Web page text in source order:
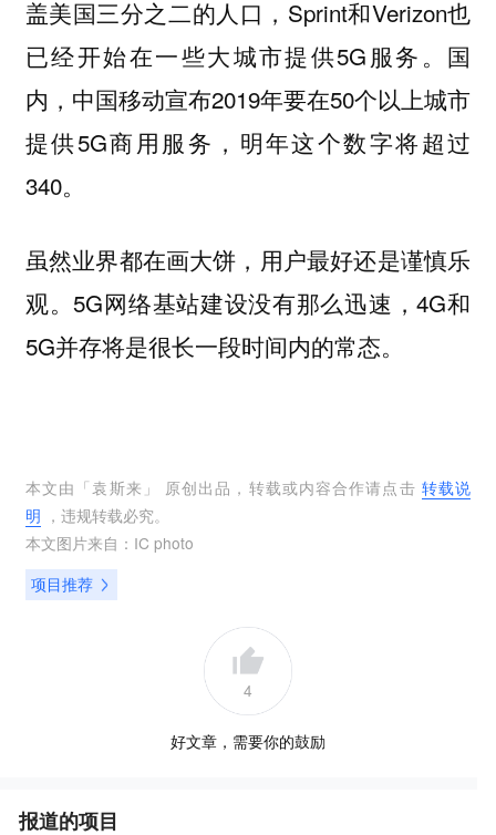
盖美国三分之二的人口，Sprint和Verizon也
已经开始在一些大城市提供5G服务。国
内，中国移动宣布2019年要在50个以上城市
提供5G商用服务，明年这个数字将超过
340。
虽然业界都在画大饼，用户最好还是谨慎乐
观。5G网络基站建设没有那么迅速，4G和
5G并存将是很长一段时间内的常态。
本文由「 袁斯来 」 原创出品，转载或内容合作请点击 转载说
明 ，违规转载必究。
本文图片来自： IC photo
项目推荐
4
好文章，需要你的鼓励
报道的项目